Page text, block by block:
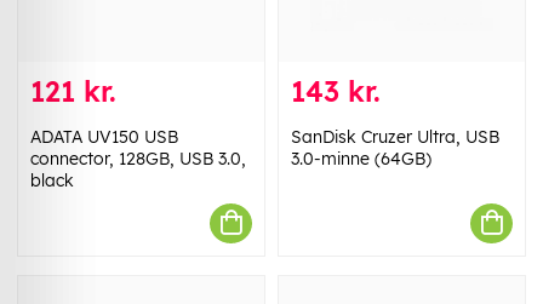
121 kr.
ADATA UV150 USB
connector, 128GB, USB 3.0,
black
143 kr.
SanDisk Cruzer Ultra, USB
3.0-minne (64GB)